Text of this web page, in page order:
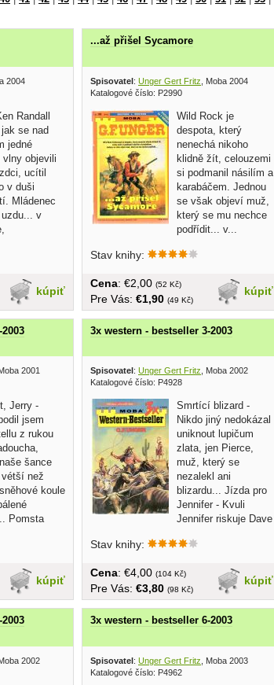
2004
Randall
se nad
jedné
vlny objevili
ucítil
v duši
Mládenec
uzdu... v
kúpiť
...až přišel Sycamore
Spisovatel: Unger Gert Fritz , Moba 2004
Katalogové číslo: P2990
Wild Rock je
despota, který
nenechá nikoho
klidně žít, celouzemi
si podmanil násilím a
karabáčem. Jednou
se však objeví muž,
který se mu nechce
podřídit... v...
Stav knihy:
kúpiť
Cena: €2,00 (52 Kč)
Pre Vás: €1,90 (49 Kč)
2001
Jerry -
jsem
z rukou
šance
než
koule
Pomsta
kúpiť
3x western - bestseller 3-2003
Spisovatel : Unger Gert Fritz, Moba 2002
Katalogové číslo: P4928
Smrtící blizard -
Nikdo jiný nedokázal
uniknout lupičum
zlata, jen Pierce,
muž, který se
nezalekl ani
blizardu... Jízda pro
Jennifer - Kvuli
Jennifer riskuje Dave
Stav knihy:
kúpiť
Cena: €4,00 (104 Kč)
Pre Vás: €3,80 (98 Kč)
Moba 2002
3x western - bestseller 6-2003
Spisovatel: Unger Gert Fritz , Moba 2003
Katalogové číslo: P4962